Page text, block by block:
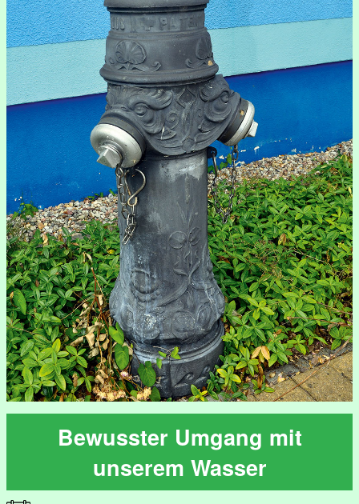
Bewusster Umgang mit
unserem Wasser